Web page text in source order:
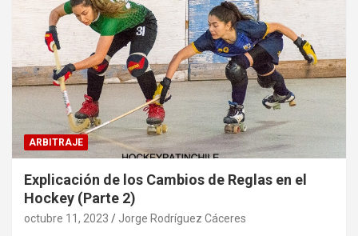
ARBITRAJE
Explicación de los Cambios de Reglas en el
Hockey (Parte 2)
octubre 11, 2023 Jorge Rodríguez Cáceres